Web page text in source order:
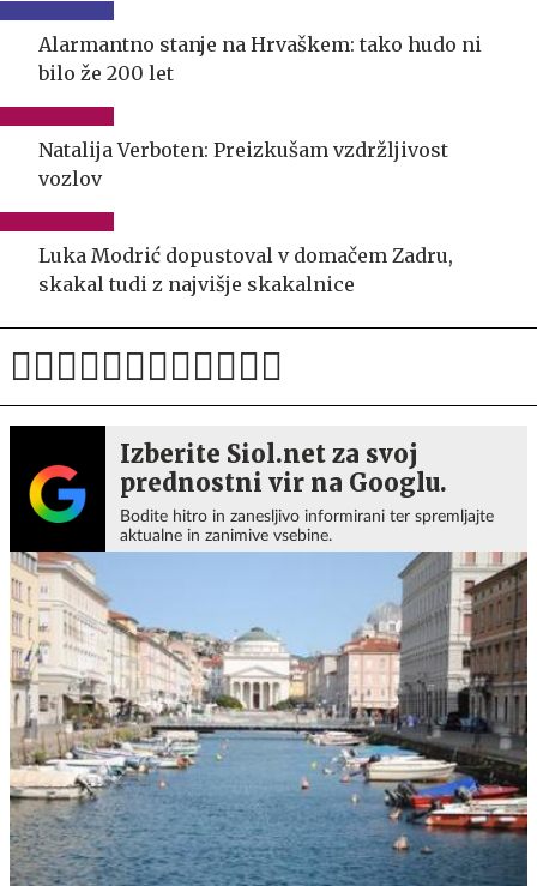
Alarmantno stanje na Hrvaškem: tako hudo ni
bilo že 200 let
Natalija Verboten: Preizkušam vzdržljivost
vozlov
Luka Modrić dopustoval v domačem Zadru,
skakal tudi z najvišje skakalnice
Izberite Siol.net za svoj
prednostni vir na Googlu.
Bodite hitro in zanesljivo informirani ter spremljajte
aktualne in zanimive vsebine.